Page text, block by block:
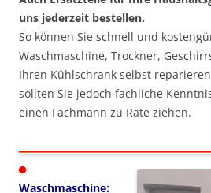
uns jederzeit bestellen.
So können Sie schnell und
Waschmaschine, Trockner,
Ihren Kühlschrank selbst
sollten Sie jedoch fachliche
einen Fachmann zu Rate ziehen.
Waschmaschine: